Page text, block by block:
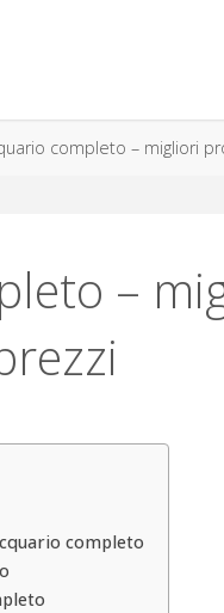
completo – migliori
–
completo